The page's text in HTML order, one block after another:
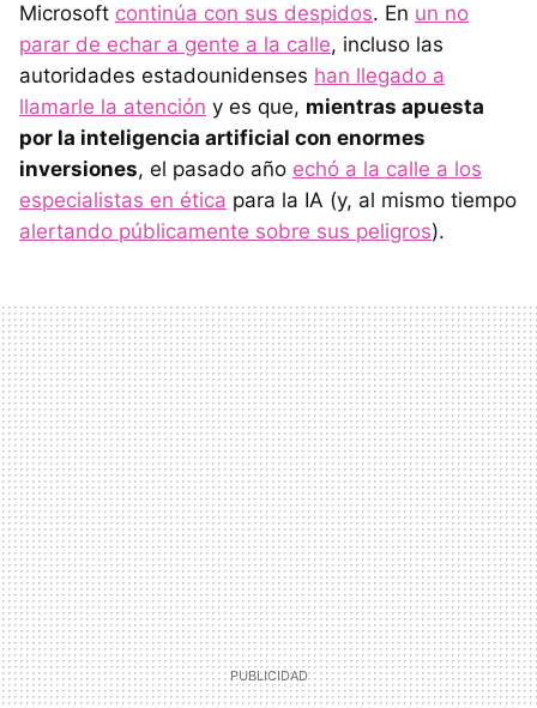
Microsoft continúa con sus despidos. En un no
parar de echar a gente a la calle, incluso las
autoridades estadounidenses han llegado a
llamarle la atención y es que, mientras apuesta
por la inteligencia artificial con enormes
inversiones, el pasado año echó a la calle a los
especialistas en ética para la IA (y, al mismo tiempo
alertando públicamente sobre sus peligros).